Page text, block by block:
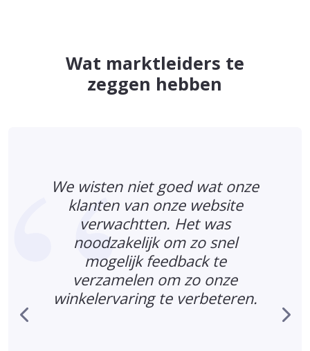
Wat marktleiders te
zeggen hebben
We wisten niet goed wat onze
klanten van onze website
verwachtten. Het was
noodzakelijk om zo snel
mogelijk feedback te
verzamelen om zo onze
winkelervaring te verbeteren.